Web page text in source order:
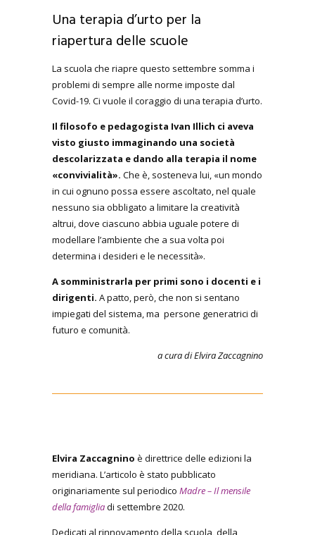
Una terapia d’urto per la
riapertura delle scuole
La scuola che riapre questo settembre somma i
problemi di sempre alle norme imposte dal
Covid-19. Ci vuole il coraggio di una terapia d’urto.
Il filosofo e pedagogista Ivan Illich ci aveva
visto giusto immaginando una società
descolarizzata e dando alla terapia il nome
«convivialità». Che è, sosteneva lui, «un mondo
in cui ognuno possa essere ascoltato, nel quale
nessuno sia obbligato a limitare la creatività
altrui, dove ciascuno abbia uguale potere di
modellare l’ambiente che a sua volta poi
determina i desideri e le necessità».
A somministrarla per primi sono i docenti e i
dirigenti. A patto, però, che non si sentano
impiegati del sistema, ma persone generatrici di
futuro e comunità.
a cura di Elvira Zaccagnino
Elvira Zaccagnino è direttrice delle edizioni la
meridiana. L’articolo è stato pubblicato
originariamente sul periodico Madre – Il mensile
della famigliadi settembre 2020.
Dedicati al rinnovamento della scuola, della